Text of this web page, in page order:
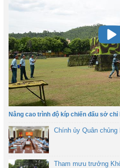
Nâng cao trình độ kíp chiến đấu sở
Chính ủy Quân
Tham mưu trưởng